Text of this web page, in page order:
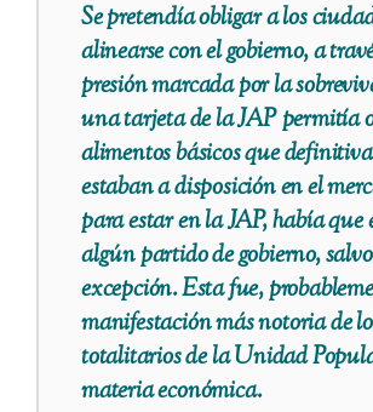
Se pretendía obligar a los
alinearse con el gobierno, a
presión marcada por la
una tarjeta de la JAP permitía
alimentos básicos que
estaban a disposición en el
para estar en la JAP, había que
algún partido de gobierno,
excepción. Esta fue,
manifestación más notoria de
totalitarios de la Unidad
materia económica.